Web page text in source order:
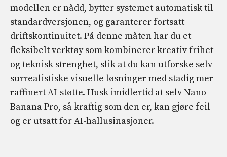
modellen er nådd, bytter systemet automatisk til
standardversjonen, og garanterer fortsatt
driftskontinuitet. På denne måten har du et
fleksibelt verktøy som kombinerer kreativ frihet
og teknisk strenghet, slik at du kan utforske selv
surrealistiske visuelle løsninger med stadig mer
raffinert AI-støtte. Husk imidlertid at selv Nano
Banana Pro, så kraftig som den er, kan gjøre feil
og er utsatt for AI-hallusinasjoner.